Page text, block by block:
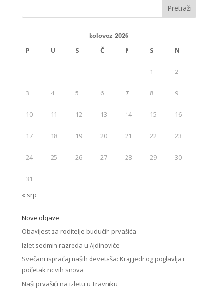
kolovoz 2026
P U S Č P S N
1 2
3 4 5 6 7 8 9
10 11 12 13 14 15 16
17 18 19 20 21 22 23
24 25 26 27 28 29 30
31
« srp
Nove objave
Obavijest za roditelje budućih prvašića
Izlet sedmih razreda u Ajdinoviće
Svečani ispraćaj naših devetaša: Kraj jednog poglavlja i
početak novih snova
Naši prvašići na izletu u Travniku